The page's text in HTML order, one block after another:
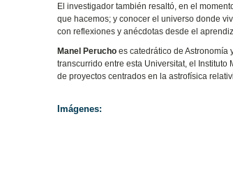
El investigador también resaltó, en el
que hacemos; y conocer el universo donde
con reflexiones y anécdotas desde el
Manel Perucho es catedrático de Astronomía
transcurrido entre esta Universitat, el
de proyectos centrados en la astrofísica
Imágenes: